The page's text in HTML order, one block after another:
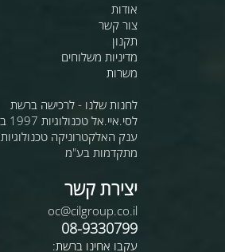
אודות
צור קשר
תקנון
מדיניות משלוחים
משרות
לחנות שלנו - לרכישה ברשת
לסי.איי.אל טכנולוגיות 1997 בע"מ
ענק האלקטרוניקה טכנולוגיות
מתקדמות בע"מ
יצירת קשר
oc@cilgroup.co.il
08-9330799
עקבו אחינו ברשת: